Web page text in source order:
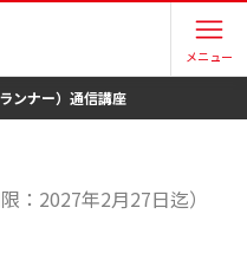
メニュー
ンナー） 通信講座
：2027年2月27日迄）